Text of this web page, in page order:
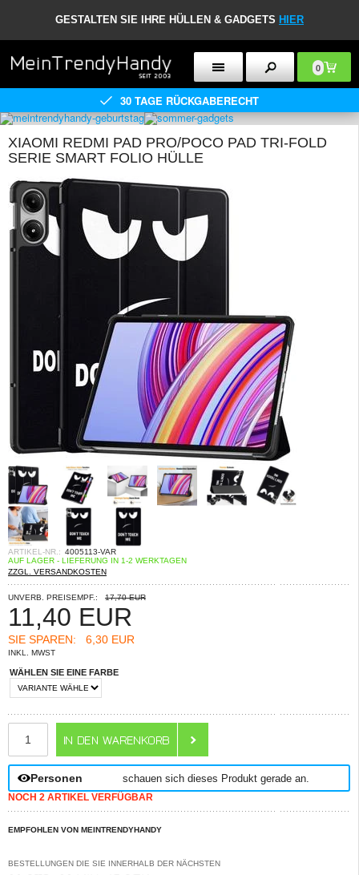
GESTALTEN SIE IHRE HÜLLEN & GADGETS HIER
0
30 TAGE RÜCKGABERECHT
XIAOMI REDMI PAD PRO/POCO PAD TRI-FOLD
SERIE SMART FOLIO HÜLLE
ARTIKEL-NR.: 4005113-VAR
AUF LAGER - LIEFERUNG IN 1-2 WERKTAGEN
ZZGL. VERSANDKOSTEN
UNVERB. PREISEMPF.: 17,70 EUR
11,40 EUR
SIE SPAREN: 6,30 EUR
INKL. MWST
WÄHLEN SIE EINE FARBE
Personen schauen sich dieses Produkt gerade an.
NOCH 2 ARTIKEL VERFÜGBAR
EMPFOHLEN VON MEINTRENDYHANDY
BESTELLUNGEN DIE SIE INNERHALB DER NÄCHSTEN